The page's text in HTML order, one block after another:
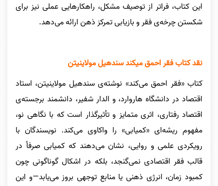
این کتاب، فراتر از توصیف مشکل، راهکارهایی عملی نیز برای
شکستن چرخه‌ی فقر و بازیابی تمرکز ذهن ارائه می‌دهد.
نقد کتاب فقر احمق میکند سندهیل مولاینیتن
کتاب «فقر احمق می‌کند» نوشته‌ی سندهیل مولاینیتن، استاد
اقتصاد در دانشگاه هاروارد، و الدار شفیر، دانشمند برجسته‌ی
اقتصاد رفتاری، اثری متمایز و تأثیرگذار است که با نگاهی نو،
مفهوم ریشه‌ای «کمیابی» را واکاوی می‌کند. نویسندگان با
رویکردی علمی و روایی، نشان می‌دهند که کمیابی صرفاً در
قالب فقر اقتصادی نمی‌گنجد، بلکه در اشکال گوناگونی چون
کمبود زمان، انرژی ذهنی یا منابع توجهی بروز می‌یابد—و این